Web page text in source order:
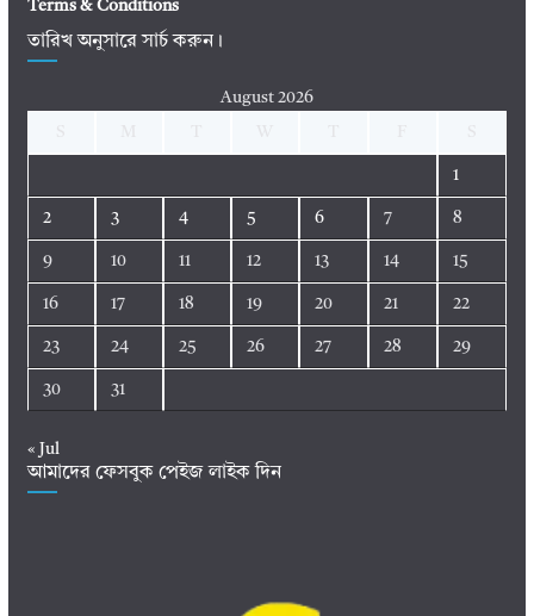
Terms & Conditions
তারিখ অনুসারে সার্চ করুন।
August 2026
1
2 3 4 5 6 7 8
9 10 11 12 13 14 15
16 17 18 19 20 21 22
23 24 25 26 27 28 29
30 31
« Jul
আমাদের ফেসবুক পেইজ লাইক দিন